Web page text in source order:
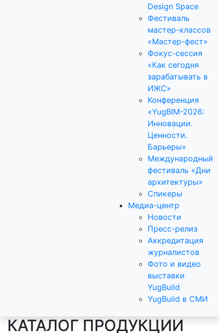
Design Space
Фестиваль
мастер-классов
«Мастер-фест»
Фокус-сессия
«Как сегодня
зарабатывать в
ИЖС»
Конференция
«YugBIM-2026:
Инновации.
Ценности.
Барьеры»
Международный
фестиваль «Дни
архитектуры»
Спикеры
Медиа-центр
Новости
Пресс-релиз
Аккредитация
журналистов
Фото и видео
выставки
YugBuild
YugBuild в СМИ
КАТАЛОГ ПРОДУКЦИИ